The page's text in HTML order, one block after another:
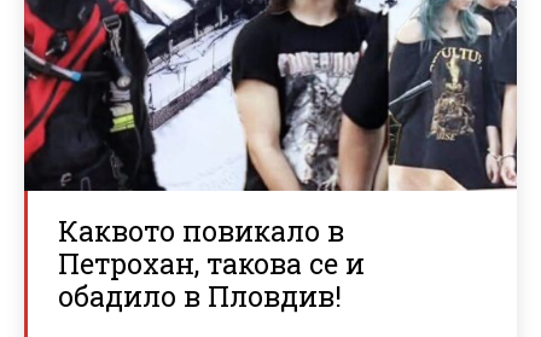
Каквото повикало в
Петрохан, такова се и
обадило в Пловдив!